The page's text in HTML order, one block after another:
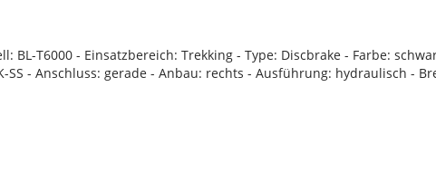
BL-T6000 - Einsatzbereich: Trekking - Type: Discbrake - Farbe:
SS - Anschluss: gerade - Anbau: rechts - Ausführung: hydraulisch -